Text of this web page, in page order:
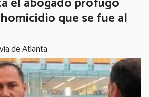
que se fue al
de Atlanta